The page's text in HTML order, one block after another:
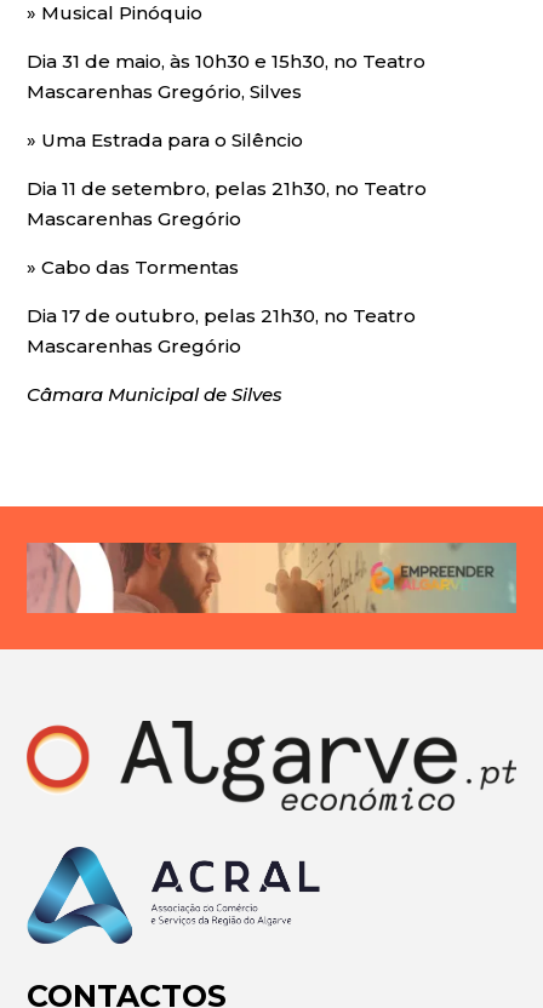
» Musical Pinóquio
Dia 31 de maio, às 10h30 e 15h30, no Teatro
Mascarenhas Gregório, Silves
» Uma Estrada para o Silêncio
Dia 11 de setembro, pelas 21h30, no Teatro
Mascarenhas Gregório
» Cabo das Tormentas
Dia 17 de outubro, pelas 21h30, no Teatro
Mascarenhas Gregório
Câmara Municipal de Silves
CONTACTOS